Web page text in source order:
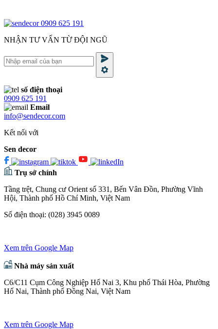
0909 625 191
NHẬN TƯ VẤN TỪ ĐỘI NGŨ
số điện thoại
0909 625 191
Email
info@sendecor.com
Kết nối với
Sen decor
Trụ sở chính
Tầng trệt, Chung cư Orient số 331, Bến Vân Đồn, Phường Vĩnh
Hội, Thành phố Hồ Chí Minh, Việt Nam
Số điện thoại: (028) 3945 0089
Xem trên Google Map
Nhà máy sản xuất
C6/C11 Cụm Công Nghiệp Hố Nai 3, Khu phố Thái Hòa, Phường
Hố Nai, Thành phố Đồng Nai, Việt Nam
Xem trên Google Map